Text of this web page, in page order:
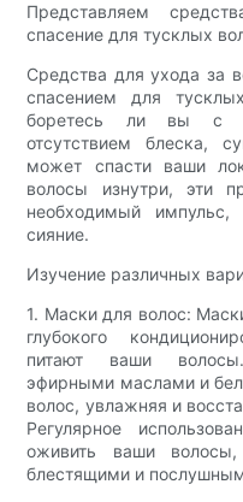
Представляем
спасение для тусклых
Средства для ухода за
спасением для
боретесь ли вы с
отсутствием блеска,
может спасти ваши
волосы изнутри, эти
необходимый
сияние.
Изучение различных
1. Маски для волос:
глубокого
питают ваши
эфирными маслами и
волос, увлажняя и
Регулярное
оживить ваши
блестящими и